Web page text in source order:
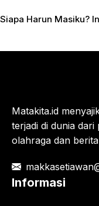
Siapa Harun Masiku?
Matakita.id
terjadi di dunia
olahraga dan
Informasi